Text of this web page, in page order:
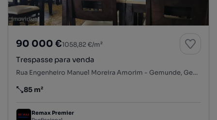
90 000 €1058,82 €/m²
Trespasse para venda
Rua Engenheiro Manuel Moreira Amorim - Gemunde, Gemunde, Castêlo da Maia, Maia, Porto
Preço por metro quadrado
85 m²
Remax Premier